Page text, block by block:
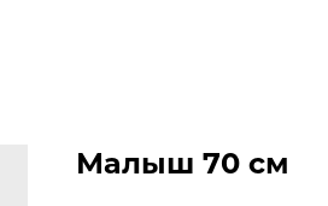
Малыш 70 см